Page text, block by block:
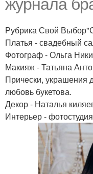
журнала
Рубрика Свой
Платья - свадебный
Фотограф - Ольга
Макияж - Татьяна
Прически, украшения
любовь букетова.
Декор - Наталья
Интерьер -